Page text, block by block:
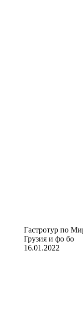
Гастротур по
Грузия и фо бо
16.01.2022